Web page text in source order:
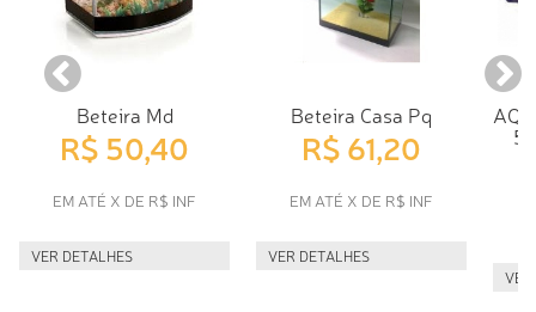
Beteira Md
R$ 50,40
EM ATÉ X DE R$ INF
VER DETALHES
Beteira Casa Pq
R$ 61,20
EM ATÉ X DE R$ INF
VER DETALHES
VER